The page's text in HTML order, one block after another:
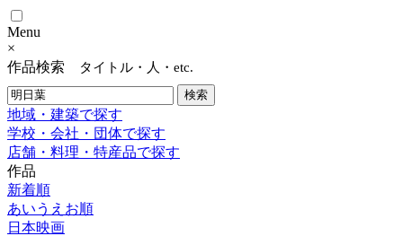
Menu
×
作品検索
タイトル・人・etc.
地域・建築で探す
学校・会社・団体で探す
店舗・料理・特産品で探す
作品
新着順
あいうえお順
日本映画